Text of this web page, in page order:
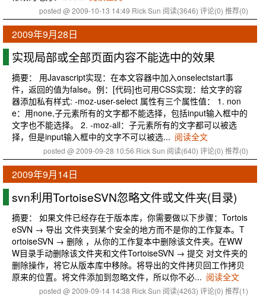
posted @ 2009-10-13 14:49 Rick Sun 阅读(3646) 评论(0) 推荐(0)
2009年9月28日
实现局部或全部页面内容不能选中的效果
摘要： 用Javascript实现：在本文容器中加入onselectstart事
件，返回的值为false。例：[代码]也可用CSS实现：给文字的容
器添加私有样式: -moz-user-select 属性有三个属性值： 1. non
e：用none,子元素所有的文字都不能选择，包括input输入框中的
文字也不能选择。 2. -moz-all：子元素所有的文字都可以被选
择，但是input输入框中的文字不可以被选... 阅读全文
posted @ 2009-09-28 10:56 Rick Sun 阅读(640) 评论(0) 推荐(0)
2009年9月14日
svn利用TortoiseSVN忽略文件或文件夹(目录)
摘要： 如果文件已经存在于版本库，你需要做以下步骤：Tortois
eSVN → 导出 文件夹到某个安全的地方而不是你的工作复本。T
ortoiseSVN → 删除 ，从你的工作复本中删除该文件夹。在WW
W目录手动删除该文件夹和文件TortoiseSVN → 提交 对文件夹的
删除操作，将它从版本库中移除。将导出的文件拷贝回工作拷贝
原来的位置。将文件添加到忽略文件，所以你不必... 阅读全文
posted @ 2009-09-14 14:38 Rick Sun 阅读(4263) 评论(0) 推荐(1)